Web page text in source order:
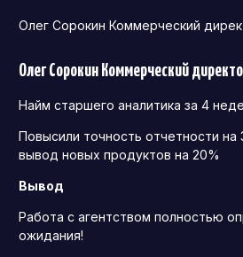
Олег Сорокин Коммерческий
Олег Сорокин Коммерческий
Найм старшего аналитика за 4
Повысили точность отчетности на
вывод новых продуктов на 20%
Вывод
Работа с агентством полностью
ожидания!